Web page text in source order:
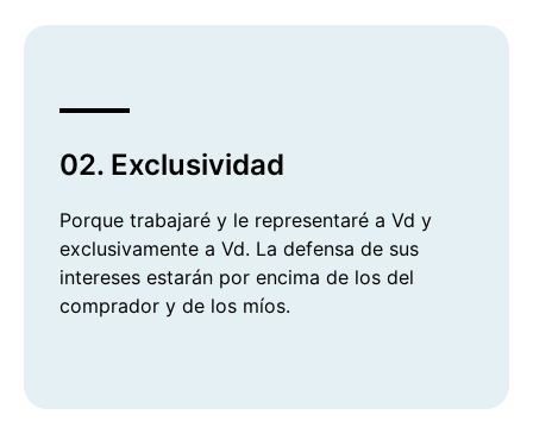
02. Exclusividad
Porque trabajaré y le representaré a Vd y
exclusivamente a Vd. La defensa de sus
intereses estarán por encima de los del
comprador y de los míos.